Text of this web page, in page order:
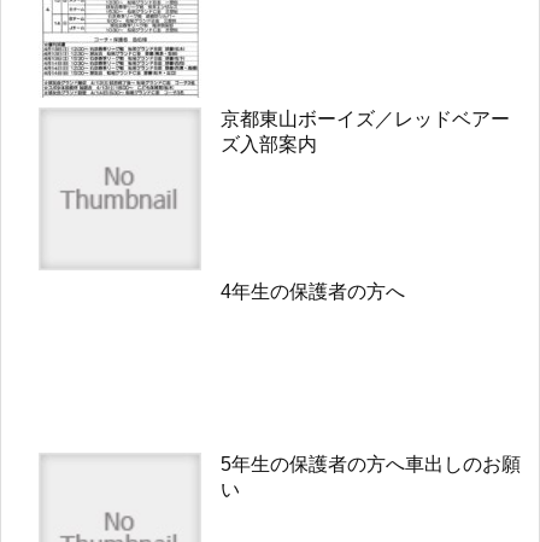
京都東山ボーイズ／レッドベアー
ズ入部案内
4年生の保護者の方へ
5年生の保護者の方へ車出しのお願
い